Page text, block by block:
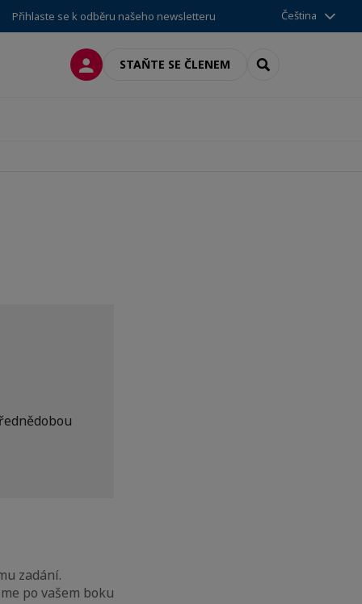
Přihlaste se k odběru našeho newsletteru Čeština
PŘIPOJIT SESTAŇTE SE ČLENEM SEARCH
zadání.
po vašem boku